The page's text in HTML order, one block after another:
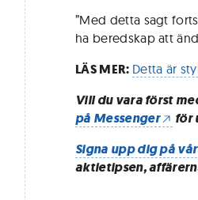
”Med detta sagt
ha beredskap att
LÄS MER: Detta är
Vill du vara först
på Messenger
för
Signa upp dig på
aktietipsen,